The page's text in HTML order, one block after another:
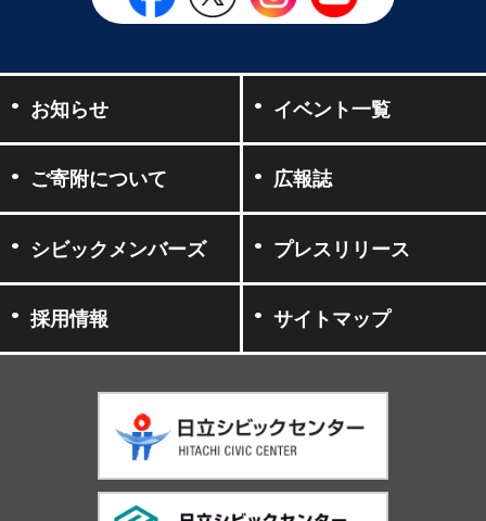
お知らせ イベント一覧
ご寄附について 広報誌
シビックメンバーズ プレスリリース
採用情報 サイトマップ